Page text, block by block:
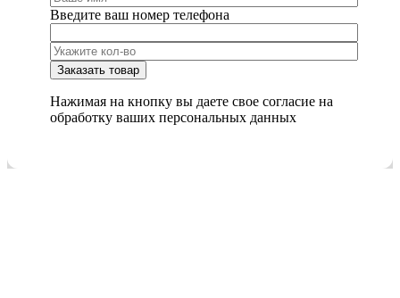
Введите ваш номер телефона
Нажимая на кнопку вы даете свое согласие на
обработку ваших персональных данных